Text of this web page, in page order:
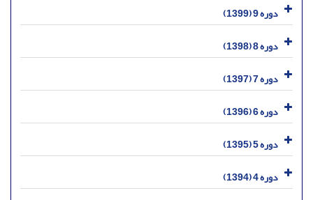
دوره 9 (1399)
دوره 8 (1398)
دوره 7 (1397)
دوره 6 (1396)
دوره 5 (1395)
دوره 4 (1394)